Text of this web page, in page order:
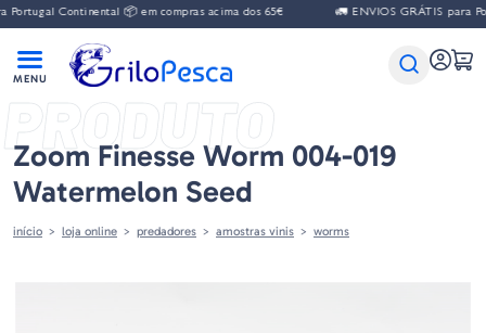
Continental 📦 em compras acima dos 65€ 🚛 ENVIOS GRÁTIS para
PRODUTO
Zoom Finesse Worm 004-019
Watermelon Seed
início loja online predadores amostras vinis worms